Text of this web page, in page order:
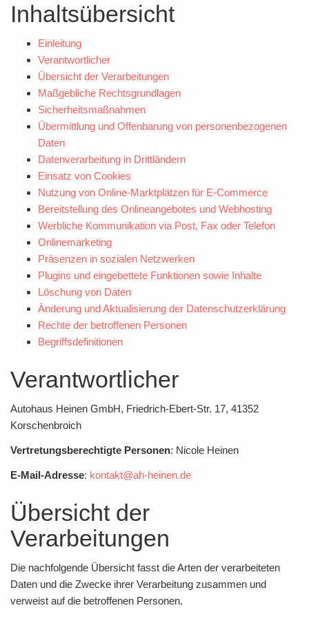
Inhaltsübersicht
Einleitung
Verantwortlicher
Übersicht der Verarbeitungen
Maßgebliche Rechtsgrundlagen
Sicherheitsmaßnahmen
Übermittlung und Offenbarung von personenbezogenen
Daten
Datenverarbeitung in Drittländern
Einsatz von Cookies
Nutzung von Online-Marktplätzen für E-Commerce
Bereitstellung des Onlineangebotes und Webhosting
Werbliche Kommunikation via Post, Fax oder Telefon
Onlinemarketing
Präsenzen in sozialen Netzwerken
Plugins und eingebettete Funktionen sowie Inhalte
Löschung von Daten
Änderung und Aktualisierung der Datenschutzerklärung
Rechte der betroffenen Personen
Begriffsdefinitionen
Verantwortlicher
Autohaus Heinen GmbH, Friedrich-Ebert-Str. 17, 41352
Korschenbroich
Vertretungsberechtigte Personen: Nicole Heinen
E-Mail-Adresse: kontakt@ah-heinen.de
Übersicht der
Verarbeitungen
Die nachfolgende Übersicht fasst die Arten der verarbeiteten
Daten und die Zwecke ihrer Verarbeitung zusammen und
verweist auf die betroffenen Personen.